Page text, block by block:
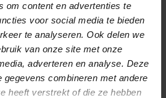
om content en advertenties te
voor social media te bieden
te analyseren. Ook delen we
van onze site met onze
adverteren en analyse. Deze
gegevens combineren met andere
heeft verstrekt of die ze hebben
een